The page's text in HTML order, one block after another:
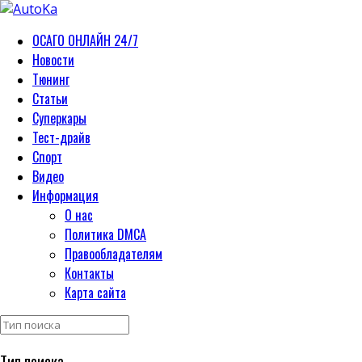
ОСАГО ОНЛАЙН 24/7
Новости
Тюнинг
Статьи
Суперкары
Тест-драйв
Спорт
Видео
Информация
О нас
Политика DMCA
Правообладателям
Контакты
Карта сайта